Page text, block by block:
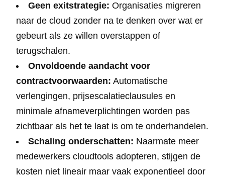
Geen exitstrategie: Organisaties migreren
naar de cloud zonder na te denken over wat er
gebeurt als ze willen overstappen of
terugschalen.
Onvoldoende aandacht voor
contractvoorwaarden: Automatische
verlengingen, prijsescalatieclausules en
minimale afnameverplichtingen worden pas
zichtbaar als het te laat is om te onderhandelen.
Schaling onderschatten: Naarmate meer
medewerkers cloudtools adopteren, stijgen de
kosten niet lineair maar vaak exponentieel door